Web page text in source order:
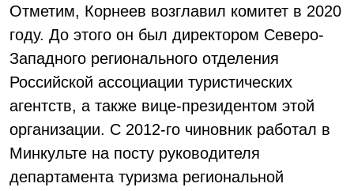
Отметим, Корнеев возглавил комитет в 2020
году. До этого он был директором Северо-
Западного регионального отделения
Российской ассоциации туристических
агентств, а также вице-президентом этой
организации. С 2012-го чиновник работал в
Минкульте на посту руководителя
департамента туризма региональной